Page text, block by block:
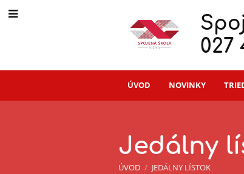
027
ÚVOD NOVINKY
Jedálny
ÚVOD / JEDÁLNY LÍSTOK